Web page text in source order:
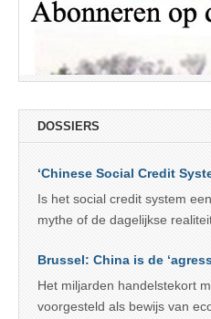
DOSSIERS
‘Chinese Social Credit
Is het social credit system
mythe of de dagelijkse
Brussel: China is de
Het miljarden handelstekort
voorgesteld als bewijs van